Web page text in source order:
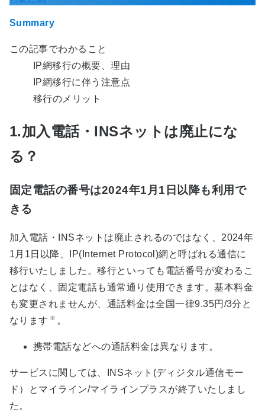
Summary
この記事でわかること
IP網移行の概要、理由
IP網移行に伴う注意点
移行のメリット
1.加入電話・INSネットは廃止にな
る？
固定電話の番号は2024年1月1日以降も利用で
きる
加入電話・INSネットは廃止されるのではなく、2024年
1月1日以降、IP(Internet Protocol)網と呼ばれる通信に
移行いたしました。移行といっても電話番号が変わるこ
とはなく、固定電話も通常通り使用できます。基本料金
も変更されませんが、通話料金は全国一律9.35円/3分と
なります ※ 。
携帯電話などへの通話料金は異なります。
サービスに関しては、INSネット(ディジタル通信モー
ド）とマイライン/マイラインプラスが終了いたしまし
た。